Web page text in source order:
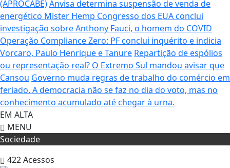
(APROCABE)Anvisa determina suspensão de venda de
energético Mister Hemp Congresso dos EUA conclui
investigação sobre Anthony Fauci, o homem do COVID
Operação Compliance Zero: PF conclui inquérito e indicia
Vorcaro, Paulo Henrique e Tanure Repartição de espólios
ou representação real? O Extremo Sul mandou avisar que
Cansou Governo muda regras de trabalho do comércio em
feriado. A democracia não se faz no dia do voto, mas no
conhecimento acumulado até chegar à urna.
EM ALTA
MENU
Sociedade
422Acessos